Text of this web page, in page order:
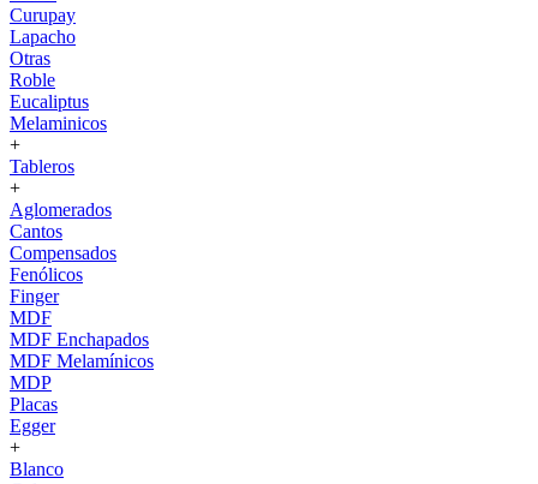
Curupay
Lapacho
Otras
Roble
Eucaliptus
Melaminicos
+
Tableros
+
Aglomerados
Cantos
Compensados
Fenólicos
Finger
MDF
MDF Enchapados
MDF Melamínicos
MDP
Placas
Egger
+
Blanco